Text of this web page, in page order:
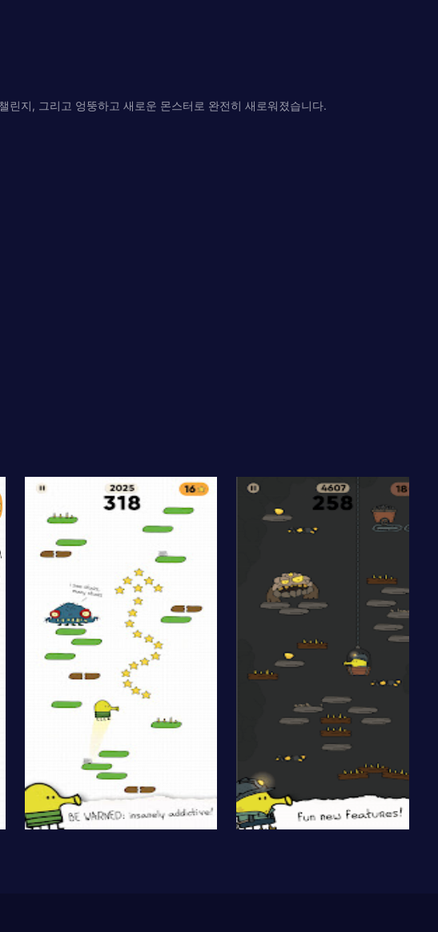
지, 그리고 엉뚱하고 새로운 몬스터로 완전히 새로워졌습니다.